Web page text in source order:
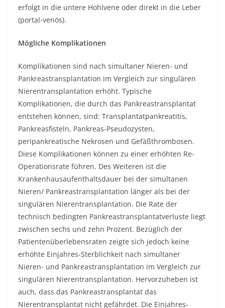
erfolgt in die untere Hohlvene oder direkt in die Leber
(portal-venös).
Mögliche Komplikationen
Komplikationen sind nach simultaner Nieren- und
Pankreastransplantation im Vergleich zur singulären
Nierentransplantation erhöht. Typische
Komplikationen, die durch das Pankreastransplantat
entstehen können, sind: Transplantatpankreatitis,
Pankreasfisteln, Pankreas-Pseudozysten,
peripankreatische Nekrosen und Gefäßthrombosen.
Diese Komplikationen können zu einer erhöhten Re-
Operationsrate führen. Des Weiteren ist die
Krankenhausaufenthaltsdauer bei der simultanen
Nieren/ Pankreastransplantation länger als bei der
singulären Nierentransplantation. Die Rate der
technisch bedingten Pankreastransplantatverluste liegt
zwischen sechs und zehn Prozent. Bezüglich der
Patientenüberlebensraten zeigte sich jedoch keine
erhöhte Einjahres-Sterblichkeit nach simultaner
Nieren- und Pankreastransplantation im Vergleich zur
singulären Nierentransplantation. Hervorzuheben ist
auch, dass das Pankreastransplantat das
Nierentransplantat nicht gefährdet. Die Einjahres-